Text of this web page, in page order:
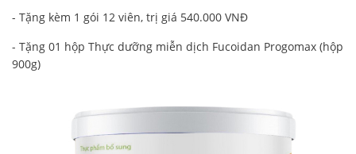
- Tặng kèm 1 gói 12 viên, trị giá 540.000 VNĐ
- Tặng 01 hộp Thực dưỡng miễn dịch Fucoidan Progomax (hộp
900g)